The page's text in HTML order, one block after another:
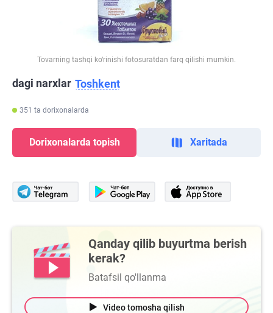
Tovarning tashqi ko‘rinishi fotosuratdan farq qilishi mumkin.
dagi narxlar Toshkent
351 ta dorixonalarda
Dorixonalarda topish Xaritada
Qanday qilib buyurtma berish
kerak?
Batafsil qo'llanma
Video tomosha qilish